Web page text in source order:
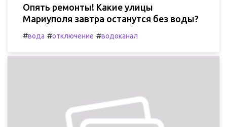
Опять ремонты! Какие улицы
Мариуполя завтра останутся без воды?
#вода #отключение #водоканал